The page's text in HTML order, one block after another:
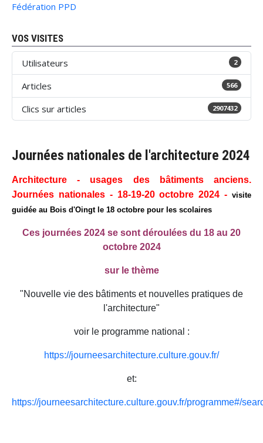
Fédération PPD
VOS VISITES
Utilisateurs 2
Articles 566
Clics sur articles 2907432
Journées nationales de l'architecture 2024
Architecture - usages des bâtiments anciens.
Journées nationales - 18-19-20 octobre 2024 - visite
guidée au Bois d'Oingt le 18 octobre pour les scolaires
Ces journées 2024 se sont déroulées du 18 au 20
octobre 2024
sur le thème
"Nouvelle vie des bâtiments et nouvelles pratiques de
l'architecture"
voir le programme national :
https://journeesarchitecture.culture.gouv.fr/
et:
https://journeesarchitecture.culture.gouv.fr/programme#/